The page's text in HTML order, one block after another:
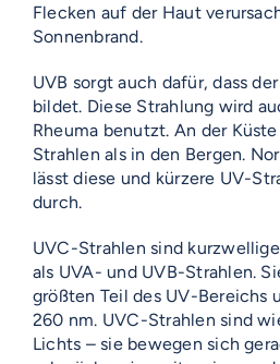
Flecken auf der Haut
Sonnenbrand.
UVB sorgt auch dafür, dass
bildet. Diese Strahlung wird
Rheuma benutzt. An der
Strahlen als in den Bergen.
lässt diese und kürzere UV-
durch.
UVC-Strahlen sind
als UVA- und UVB-Strahlen.
größten Teil des UV-Bereichs
260 nm. UVC-Strahlen sind
Lichts – sie bewegen sich